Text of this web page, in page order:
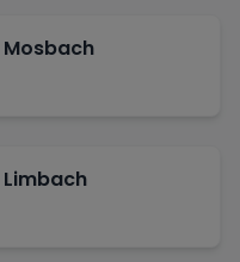
Mosbach
Limbach